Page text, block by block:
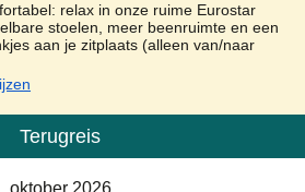
relax in onze ruime Eurostar
stoelen, meer beenruimte en een
aan je zitplaats (alleen van/naar
Kalender
Terugreis